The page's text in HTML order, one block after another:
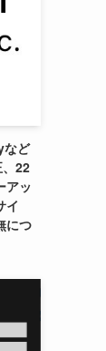
など
22
アッ
イ
につ